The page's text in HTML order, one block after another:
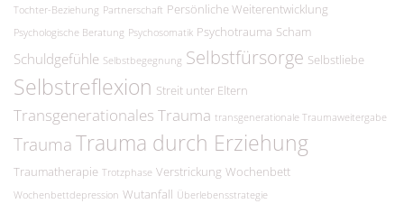
Tochter-Beziehung Partnerschaft Persönliche Weiterentwicklung
Psychologische Beratung Psychosomatik Psychotrauma Scham
Schuldgefühle Selbstbegegnung Selbstfürsorge Selbstliebe
Selbstreflexion Streit unter Eltern
Transgenerationales Trauma transgenerationale Traumaweitergabe
TraumaTrauma durch Erziehung
Traumatherapie Trotzphase Verstrickung Wochenbett
Wochenbettdepression Wutanfall Überlebensstrategie